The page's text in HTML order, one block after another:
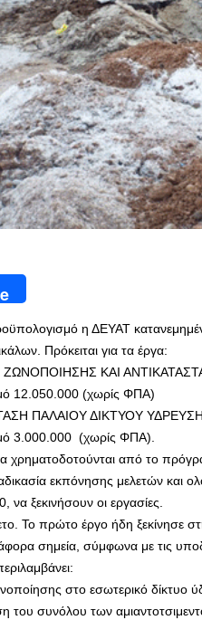
η ΔΕΥΑΤ
Πρόκειται για τα έργα:
ΚΑΙ
12.050.000 (χωρίς ΦΠΑ)
ΠΑΛΑΙΟΥ ΔΙΚΤΥΟΥ
3.000.000 (χωρίς ΦΠΑ).
χρηματοδοτούνται από το
εκπόνησης μελετών
να ξεκινήσουν οι εργασίες.
Το πρώτο έργο ήδη ξεκίνησε
σημεία, σύμφωνα με τις
στο εσωτερικό δίκτυο
του συνόλου των